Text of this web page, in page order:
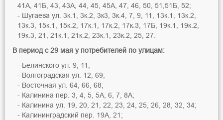
41А, 41Б, 43, 43А, 44, 45, 45А, 47, 46, 50, 51,51Б, 52;
Шугаева ул. 3к.1, 3к.2, 3к3, 3к.4, 7, 9, 11, 13к.1, 13к.2,
13к.3, 15к.1, 15к.2, 17к.1, 17к.2, 17к.3, 17Б, 19к.1, 19к.2,
19к.3, 21, 21к.1, 21к.2, 23к.1, 23к.2, 25, 27.
В период c 29 мая у потребителей по улицам:
Белинского ул. 9, 11;
Волгоградская ул. 12, 69;
Восточная ул. 64, 66, 68;
Калинина пер. 3, 4, 5, 5А, 6, 7, 8А;
Калинина ул. 19, 20, 21, 22, 23, 24, 25, 26, 28, 32, 34;
Калининградский пер. 19А, 21;